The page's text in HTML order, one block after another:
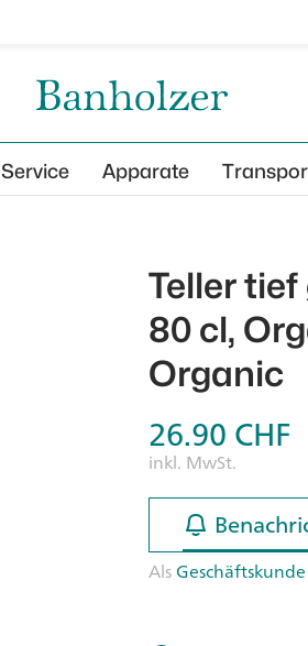
Service Apparate
Teller
80 cl,
Organic
26.90CHF
inkl. MwSt.
Als